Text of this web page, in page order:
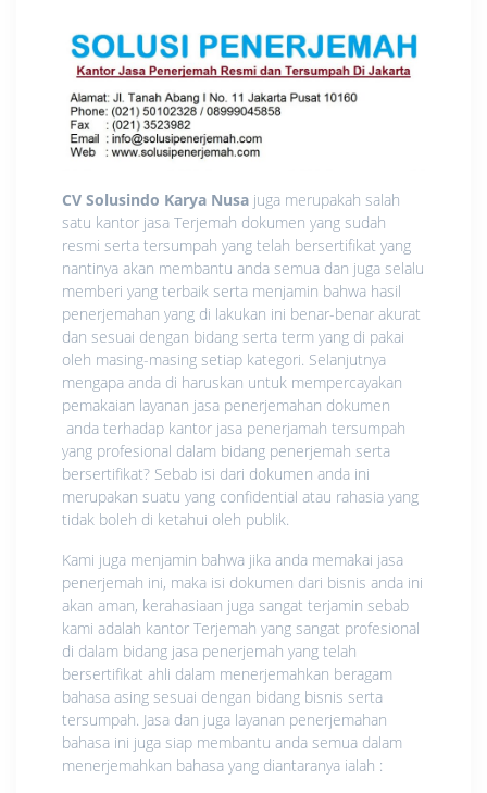
CV Solusindo Karya Nusa juga merupakah salah
satu kantor jasa Terjemah dokumen yang sudah
resmi serta tersumpah yang telah bersertifikat yang
nantinya akan membantu anda semua dan juga selalu
memberi yang terbaik serta menjamin bahwa hasil
penerjemahan yang di lakukan ini benar-benar akurat
dan sesuai dengan bidang serta term yang di pakai
oleh masing-masing setiap kategori. Selanjutnya
mengapa anda di haruskan untuk mempercayakan
pemakaian layanan jasa penerjemahan dokumen
anda terhadap kantor jasa penerjamah tersumpah
yang profesional dalam bidang penerjemah serta
bersertifikat? Sebab isi dari dokumen anda ini
merupakan suatu yang confidential atau rahasia yang
tidak boleh di ketahui oleh publik.
Kami juga menjamin bahwa jika anda memakai jasa
penerjemah ini, maka isi dokumen dari bisnis anda ini
akan aman, kerahasiaan juga sangat terjamin sebab
kami adalah kantor Terjemah yang sangat profesional
di dalam bidang jasa penerjemah yang telah
bersertifikat ahli dalam menerjemahkan beragam
bahasa asing sesuai dengan bidang bisnis serta
tersumpah. Jasa dan juga layanan penerjemahan
bahasa ini juga siap membantu anda semua dalam
menerjemahkan bahasa yang diantaranya ialah :